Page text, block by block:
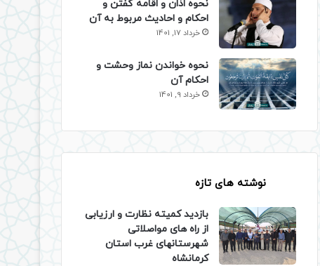
نحوه اذان و اقامه گفتن و
احکام و احادیث مربوط به آن
خرداد 17, 1401
نحوه خواندن نماز وحشت و
احکام آن
خرداد 9, 1401
نوشته های تازه
بازدید کمیته نظارت و ارزیابی
از راه های مواصلاتی
شهرستانهای غرب استان
کرمانشاه